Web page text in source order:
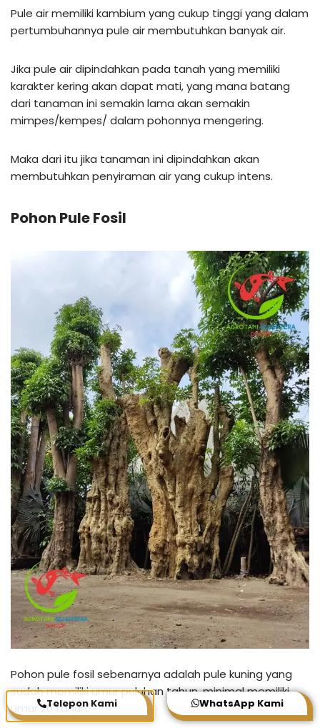
Pule air memiliki kambium yang cukup tinggi yang dalam
pertumbuhannya pule air membutuhkan banyak air.
Jika pule air dipindahkan pada tanah yang memiliki
karakter kering akan dapat mati, yang mana batang
dari tanaman ini semakin lama akan semakin
mimpes/kempes/ dalam pohonnya mengering.
Maka dari itu jika tanaman ini dipindahkan akan
membutuhkan penyiraman air yang cukup intens.
Pohon Pule Fosil
Pohon pule fosil sebenarnya adalah pule kuning yang
sudah memiliki umur puluhan tahun, minimal memiliki
umur 20 tahun.
Telepon Kami WhatsApp Kami